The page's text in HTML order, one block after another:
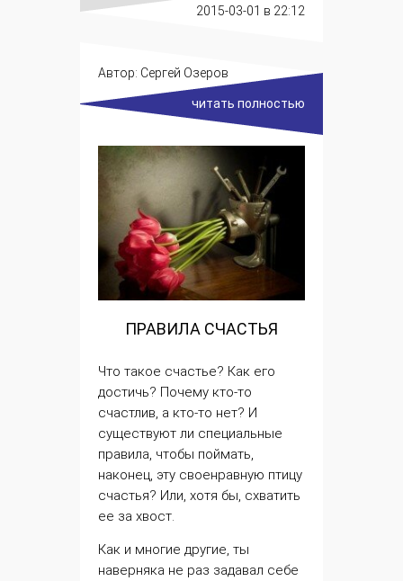
2015-03-01 в 22:12
Автор: Сергей Озеров
читать полностью
ПРАВИЛА СЧАСТЬЯ
Что такое счастье? Как его
достичь? Почему кто-то
счастлив, а кто-то нет? И
существуют ли специальные
правила, чтобы поймать,
наконец, эту своенравную птицу
счастья? Или, хотя бы, схватить
ее за хвост.
Как и многие другие, ты
наверняка не раз задавал себе